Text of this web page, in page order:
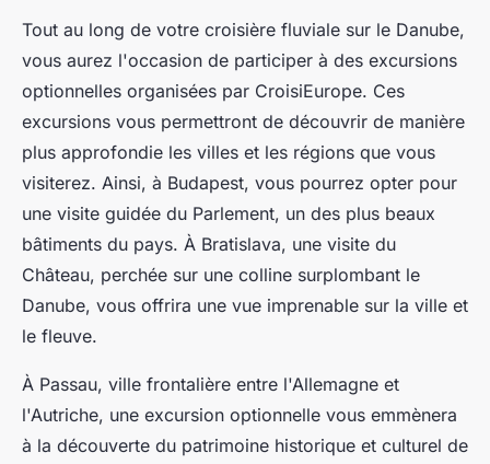
Tout au long de votre croisière fluviale sur le Danube,
vous aurez l'occasion de participer à des excursions
optionnelles organisées par CroisiEurope. Ces
excursions vous permettront de découvrir de manière
plus approfondie les villes et les régions que vous
visiterez. Ainsi, à Budapest, vous pourrez opter pour
une visite guidée du Parlement, un des plus beaux
bâtiments du pays. À Bratislava, une visite du
Château, perchée sur une colline surplombant le
Danube, vous offrira une vue imprenable sur la ville et
le fleuve.
À Passau, ville frontalière entre l'Allemagne et
l'Autriche, une excursion optionnelle vous emmènera
à la découverte du patrimoine historique et culturel de